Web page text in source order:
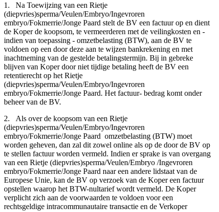
1. Na Toewijzing van een Rietje
(diepvries)sperma/Veulen/Embryo/Ingevroren
embryo/Fokmerrie/Jonge Paard stelt de BV een factuur op en dient
de Koper de koopsom, te vermeerderen met de veilingkosten en -
indien van toepassing - omzetbelasting (BTW), aan de BV te
voldoen op een door deze aan te wijzen bankrekening en met
inachtneming van de gestelde betalingstermijn. Bij in gebreke
blijven van Koper door niet tijdige betaling heeft de BV een
retentierecht op het Rietje
(diepvries)sperma/Veulen/Embryo/Ingevroren
embryo/Fokmerrie/Jonge Paard. Het factuur- bedrag komt onder
beheer van de BV.
2. Als over de koopsom van een Rietje
(diepvries)sperma/Veulen/Embryo/Ingevroren
embryo/Fokmerrie/Jonge Paard omzetbelasting (BTW) moet
worden geheven, dan zal dit zowel online als op de door de BV op
te stellen factuur worden vermeld. Indien er sprake is van overgang
van een Rietje (diepvries)sperma/Veulen/Embryo /Ingevroren
embryo/Fokmerrie/Jonge Paard naar een andere lidstaat van de
Europese Unie, kan de BV op verzoek van de Koper een factuur
opstellen waarop het BTW-nultarief wordt vermeld. De Koper
verplicht zich aan de voorwaarden te voldoen voor een
rechtsgeldige intracommunautaire transactie en de Verkoper